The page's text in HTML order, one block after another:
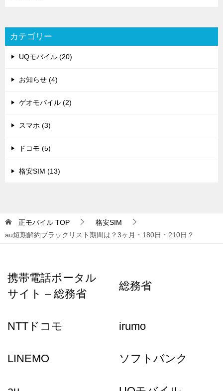
カテゴリー
UQモバイル (20)
お知らせ (4)
ゲオモバイル (2)
スマホ (3)
ドコモ (5)
格安SIM (13)
正モバイル TOP
格安SIM
au短期解約ブラックリスト期間は？3ヶ月・180日・210日？
携帯電話ポータル
サイト – 総務省
総務省
NTTドコモ irumo
LINEMO ソフトバンク